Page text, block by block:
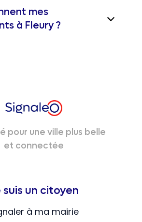
mes
à Fleury ?
pour une ville plus belle
et connectée
suis un citoyen
à ma mairie